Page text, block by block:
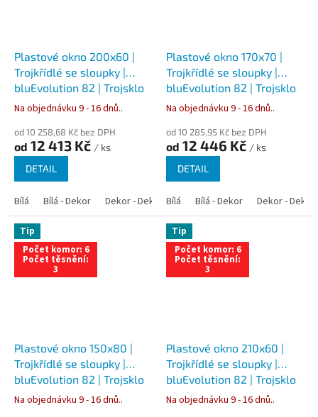
Plastové okno 200x60 |
Trojkřídlé se sloupky |
bluEvolution 82 | Trojsklo
Na objednávku 9 - 16 dnů..
od 10 258,68 Kč bez DPH
od 12 413 Kč / ks
DETAIL
Bílá Bílá - Dekor Dekor - Dekor Bílá - Antracit Bílá - Zlatý dub
Plastové okno 170x70 |
Trojkřídlé se sloupky |
bluEvolution 82 | Trojsklo
Na objednávku 9 - 16 dnů..
od 10 285,95 Kč bez DPH
od 12 446 Kč / ks
DETAIL
Bílá Bílá - Dekor Dekor - Dekor
Tip
Počet komor: 6
Počet těsnění:
3
Plastové okno 150x80 |
Trojkřídlé se sloupky |
bluEvolution 82 | Trojsklo
Na objednávku 9 - 16 dnů..
Tip
Počet komor: 6
Počet těsnění:
3
Plastové okno 210x60 |
Trojkřídlé se sloupky |
bluEvolution 82 | Trojsklo
Na objednávku 9 - 16 dnů..